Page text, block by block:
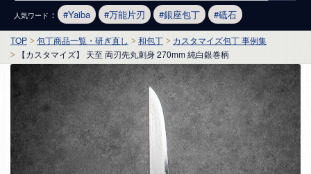
人気ワード ： Yaiba 万能片刃 銀座包丁 砥石
TOP 包丁商品一覧・研ぎ直し 和包丁
カスタマイズ包丁 事例集
【カスタマイズ】 天至 両刃先丸刺身 270mm 純白銀巻柄